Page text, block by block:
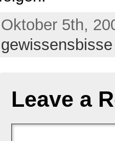
Oktober 5th,
gewissensbisse
Leave a